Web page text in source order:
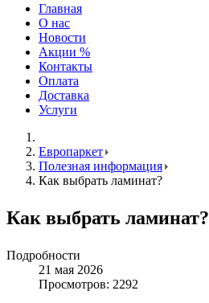
Главная
О нас
Новости
Акции %
Контакты
Оплата
Доставка
Услуги
Европаркет
Полезная информация
Как выбрать ламинат?
Как выбрать ламинат?
Подробности
21 мая 2026
Просмотров: 2292